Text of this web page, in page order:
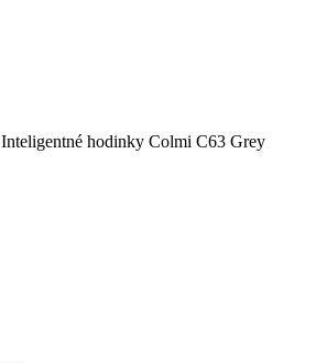
Inteligentné hodinky Colmi C63 Grey